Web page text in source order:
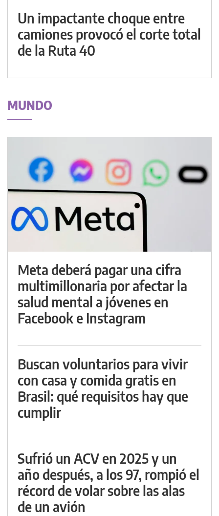
Un impactante choque entre
camiones provocó el corte total
de la Ruta 40
MUNDO
Meta deberá pagar una cifra
multimillonaria por afectar la
salud mental a jóvenes en
Facebook e Instagram
Buscan voluntarios para vivir
con casa y comida gratis en
Brasil: qué requisitos hay que
cumplir
Sufrió un ACV en 2025 y un
año después, a los 97, rompió el
récord de volar sobre las alas
de un avión